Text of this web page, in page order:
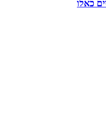
כאלו